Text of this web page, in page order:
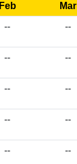
Feb Mar
-- --
-- --
-- --
-- --
-- --